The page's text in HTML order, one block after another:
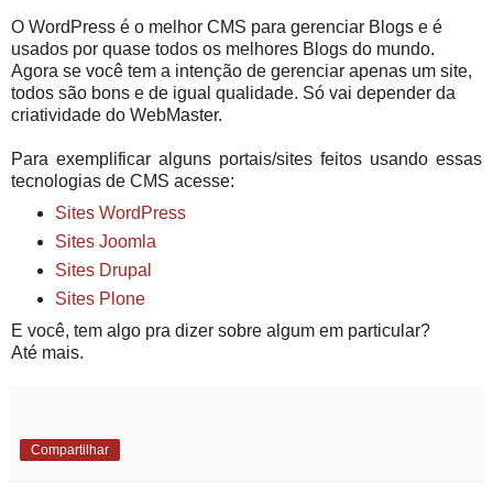
O WordPress é o melhor CMS para gerenciar Blogs e é
usados por quase todos os melhores Blogs do mundo.
Agora se você tem a intenção de gerenciar apenas um site,
todos são bons e de igual qualidade. Só vai depender da
criatividade do WebMaster.
Para exemplificar alguns portais/sites feitos usando essas
tecnologias de CMS acesse:
Sites WordPress
Sites Joomla
Sites Drupal
Sites Plone
E você, tem algo pra dizer sobre algum em particular?
Até mais.
Compartilhar